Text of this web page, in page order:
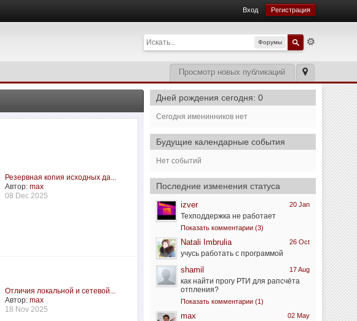
Вход Регистрация
Форумы
Просмотр новых публикаций
Резервная копия исходных да...
Автор:max
08 Dec 2025
Отличия локальной и сетевой...
Автор:max
18 Nov 2025
Дней рождения сегодня: 0
Сегодня именинников нет
Будущие календарные события
Нет событий
Последние изменения статуса
20 Jan
izver
Техподдержка не работает
Показать комментарии (3)
26 Oct
Natali Imbrulia
учусь работать с программой
17 Aug
shamil
как найти прогу РТИ для рапсчёта
отпления?
Показать комментарии (1)
02 May
max